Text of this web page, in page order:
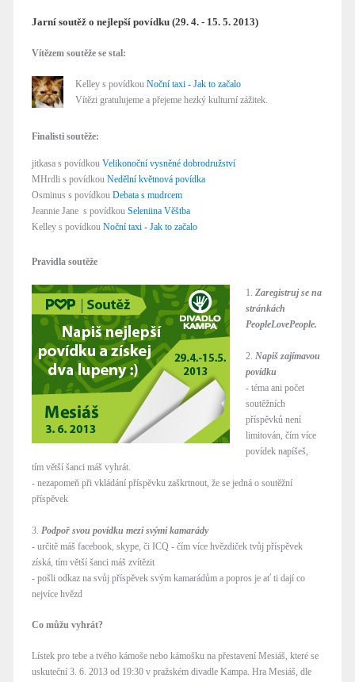
Jarní soutěž o nejlepší povídku (29. 4. - 15. 5. 2013)
Vítězem soutěže se stal:
Kelley s povídkou Noční taxi - Jak to začalo
Vítězi gratulujeme a přejeme hezký kulturní zážitek.
Finalisti soutěže:
jitkasa s povídkou Velikonoční vysněné dobrodružství
MHrdli s povídkou Nedělní květnová povídka
Osminus s povídkou Debata s mudrcem
Jeannie Jane s povídkou Seleniina Věštba
Kelley s povídkou Noční taxi - Jak to začalo
Pravidla soutěže
1. Zaregistruj se na
stránkách
PeopleLovePeople.
2. Napiš zajímavou
povídku
- téma ani počet
soutěžních
příspěvků není
limitován, čím více
povídek napíšeš,
tím větší šanci máš vyhrát.
- nezapomeň při vkládání příspěvku zaškrtnout, že se jedná o soutěžní
příspěvek
3. Podpoř svou povídku mezi svými kamarády
- určitě máš facebook, skype, či ICQ - čím více hvězdiček tvůj příspěvek
získá, tím větší šanci máš zvítězit
- pošli odkaz na svůj příspěvek svým kamarádům a popros je ať ti dají co
nejvíce hvězd
Co můžu vyhrát?
Lístek pro tebe a tvého kámoše nebo kámošku na přestavení Mesiáš, které se
uskuteční 3. 6. 2013 od 19:30 v pražském divadle Kampa. Hra Mesiáš, dle